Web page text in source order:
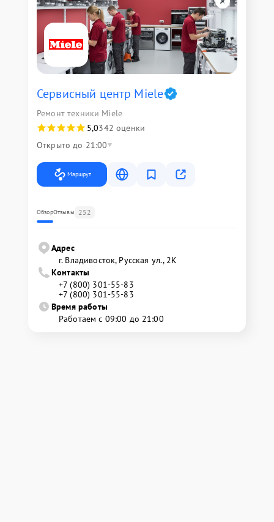
Сервисный центр Miele
Ремонт техники Miele
5,0342 оценки
Открыто до 21:00
Маршрут
ОбзорОтзывы 252
Адрес
г. Владивосток, Русская ул., 2К
Контакты
+7 (800) 301-55-83
+7 (800) 301-55-83
Время работы
Работаем с 09:00 до 21:00